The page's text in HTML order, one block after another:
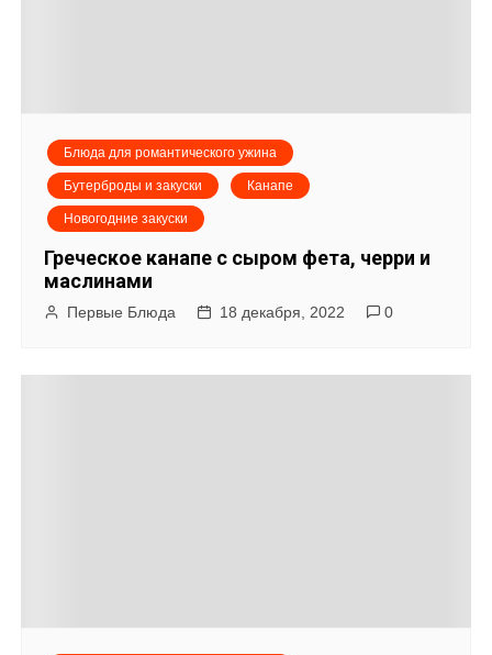
Блюда для романтического ужина
Бутерброды и закуски Канапе
Новогодние закуски
Греческое канапе с сыром фета, черри и
маслинами
Первые Блюда 18 декабря, 2022 0